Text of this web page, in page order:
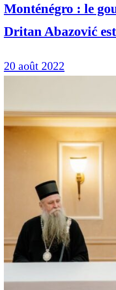
Monténégro : le
Dritan Abazović
20 août 2022